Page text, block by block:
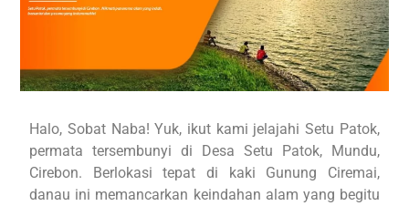
Halo, Sobat Naba! Yuk, ikut kami jelajahi Setu Patok,
permata tersembunyi di Desa Setu Patok, Mundu,
Cirebon. Berlokasi tepat di kaki Gunung Ciremai,
danau ini memancarkan keindahan alam yang begitu